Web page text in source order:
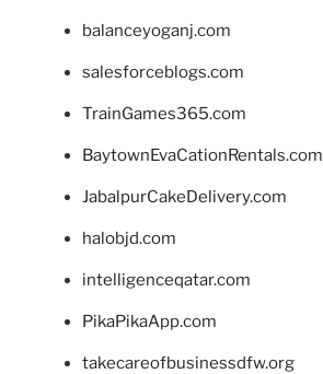
balanceyoganj.com
salesforceblogs.com
TrainGames365.com
BaytownEvaCationRentals.com
JabalpurCakeDelivery.com
halobjd.com
intelligenceqatar.com
PikaPikaApp.com
takecareofbusinessdfw.org